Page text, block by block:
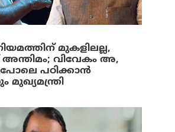
മുകളിലല്ല,
വിവേകം അ,
പഠിക്കാൻ
മുഖ്യമന്ത്രി